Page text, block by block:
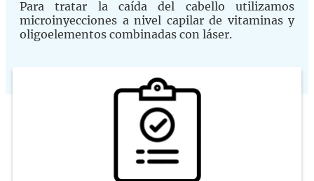
Para tratar la caída del cabello utilizamos
microinyecciones a nivel capilar de vitaminas y
oligoelementos combinadas con láser.